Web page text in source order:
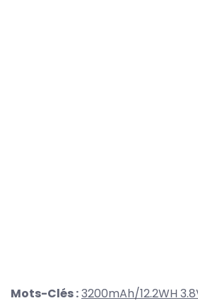
Mots-Clés :3200mAh/12.2WH